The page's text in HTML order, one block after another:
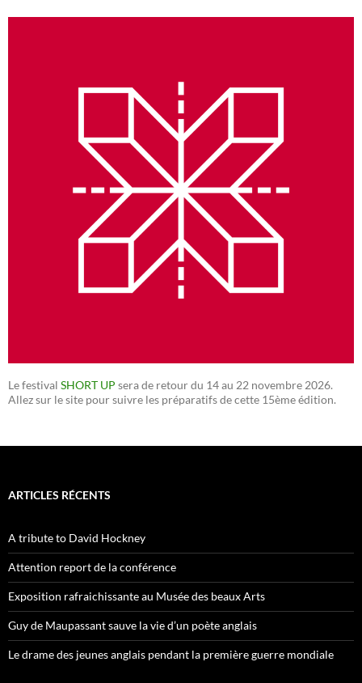
Le festival SHORT UP sera de retour du 14 au 22 novembre 2026.
Allez sur le site pour suivre les préparatifs de cette 15ème édition.
ARTICLES RÉCENTS
A tribute to David Hockney
Attention report de la conférence
Exposition rafraichissante au Musée des beaux Arts
Guy de Maupassant sauve la vie d’un poète anglais
Le drame des jeunes anglais pendant la première guerre mondiale